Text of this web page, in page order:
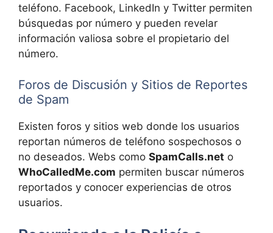
teléfono. Facebook, LinkedIn y Twitter permiten
búsquedas por número y pueden revelar
información valiosa sobre el propietario del
número.
Foros de Discusión y Sitios de Reportes
de Spam
Existen foros y sitios web donde los usuarios
reportan números de teléfono sospechosos o
no deseados. Webs como SpamCalls.net o
WhoCalledMe.com permiten buscar números
reportados y conocer experiencias de otros
usuarios.